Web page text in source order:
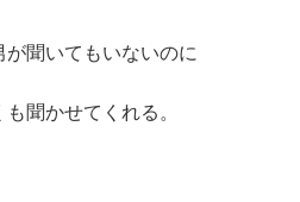
聞いてもいないのに
聞かせてくれる。